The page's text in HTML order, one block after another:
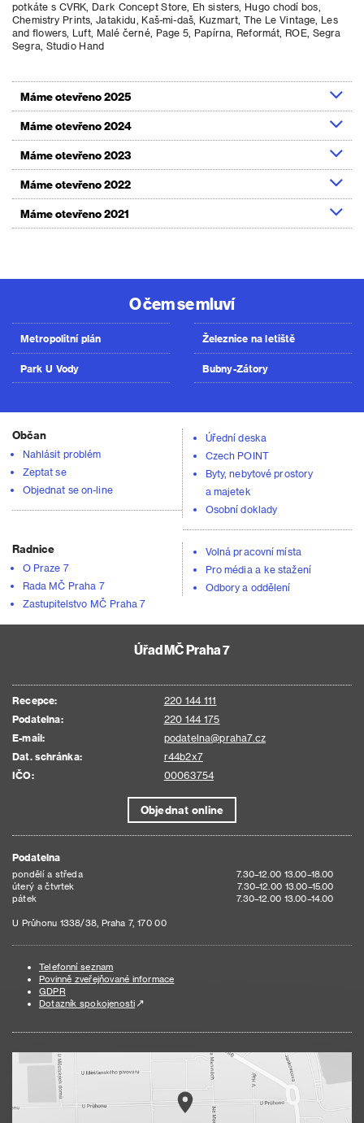
potkáte s CVRK, Dark Concept Store, Eh sisters, Hugo chodí bos,
Chemistry Prints, Jatakidu, Kaš-mi-daš, Kuzmart, The Le Vintage, Les
and flowers, Luft, Malé černé, Page 5, Papírna, Reformát, ROE, Segra
Segra, Studio Hand
Máme otevřeno 2025
Máme otevřeno 2024
Máme otevřeno 2023
Máme otevřeno 2022
Máme otevřeno 2021
O čem se mluví
Metropolitní plán
Park U Vody
Železnice na letiště
Bubny-Zátory
Občan
Nahlásit problém
Zeptat se
Objednat se on-line
Úřední deska
Czech POINT
Byty, nebytové prostory
a majetek
Osobní doklady
Radnice
O Praze 7
Rada MČ Praha 7
Zastupitelstvo MČ Praha 7
Volná pracovní místa
Pro média a ke stažení
Odbory a oddělení
Úřad MČ Praha 7
Recepce:
220 144 111
Podatelna:
220 144 175
E-mail:
podatelna@praha7.cz
Dat. schránka:
r44b2x7
IČO:
00063754
Objednat online
Podatelna
pondělí a středa
7.30–12.00 13.00–18.00
úterý a čtvrtek
7.30–12.00 13.00–15.00
pátek
7.30–12.00 13.00–14.00
U Průhonu 1338/38, Praha 7, 170 00
Telefonní seznam
Povinně zveřejňované informace
GDPR
Dotazník spokojenosti